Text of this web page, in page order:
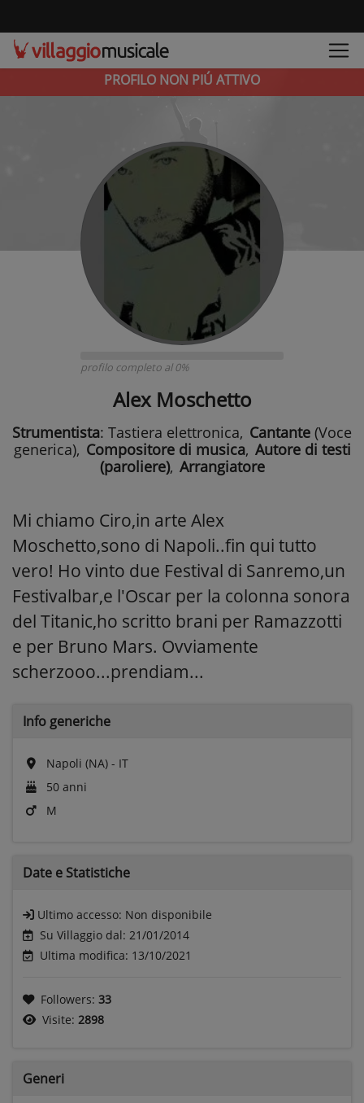
PROFILO NON PIÚ ATTIVO
profilo completo al 0%
Alex Moschetto
Strumentista: Tastiera elettronica, Cantante (Voce
generica), Compositore di musica, Autore di testi
(paroliere), Arrangiatore
Mi chiamo Ciro,in arte Alex
Moschetto,sono di Napoli..fin qui tutto
vero! Ho vinto due Festival di Sanremo,un
Festivalbar,e l'Oscar per la colonna sonora
del Titanic,ho scritto brani per Ramazzotti
e per Bruno Mars. Ovviamente
scherzooo...prendiam...
Info generiche
Napoli (NA) - IT
50 anni
M
Date e Statistiche
Ultimo accesso: Non disponibile
Su Villaggio dal: 21/01/2014
Ultima modifica: 13/10/2021
Followers: 33
Visite: 2898
Generi